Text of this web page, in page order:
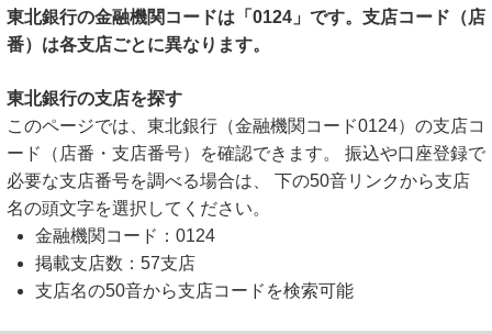
東北銀行の金融機関コードは「0124」です。支店コード（店
番）は各支店ごとに異なります。
東北銀行の支店を探す
このページでは、東北銀行（金融機関コード0124）の支店コ
ード（店番・支店番号）を確認できます。 振込や口座登録で
必要な支店番号を調べる場合は、 下の50音リンクから支店
名の頭文字を選択してください。
金融機関コード：0124
掲載支店数：57支店
支店名の50音から支店コードを検索可能